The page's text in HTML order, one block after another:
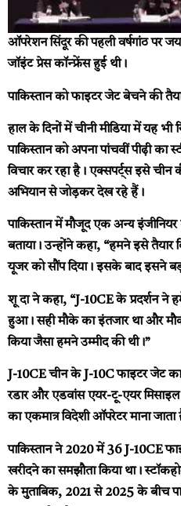
ऑपरेशन सिंदूर की पहली वर्षगांठ पर
जॉइंट प्रेस कॉन्फ्रेंस हुई थी।
पाकिस्तान को फाइटर जेट बेचने की
हाल के दिनों में चीनी मीडिया में यह भी
पाकिस्तान को अपना पांचवीं पीढ़ी का
विचार कर रहा है। एक्सपर्ट्स इसे चीन
अभियान से जोड़कर देख रहे हैं।
पाकिस्तान में मौजूद एक अन्य
बताया। उन्होंने कहा, “हमने इसे
यूजर को सौंप दिया। इसके बाद इसने
शू दा ने कहा, “J-10CE के प्रदर्शन ने
हुआ। सही मौके का इंतजार था और
किया जैसा हमने उम्मीद की थी।”
J-10CE चीन के J-10C फाइटर जेट
रडार और एडवांस एयर-टू-एयर मिसाइल
का एकमात्र विदेशी ऑपरेटर माना जाता
पाकिस्तान ने 2020 में 36 J-10CE
खरीदने का समझौता किया था।
के मुताबिक, 2021 से 2025 के बीच